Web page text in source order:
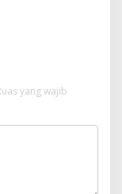
yang wajib